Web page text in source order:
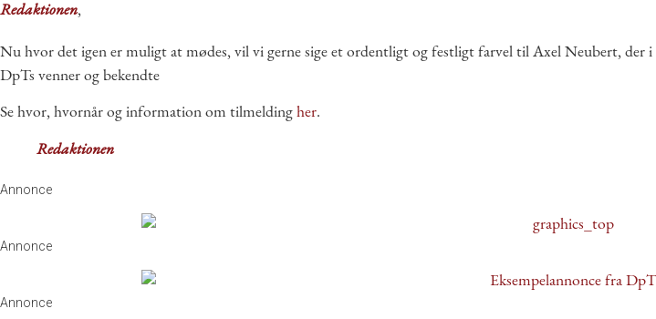
Redak­tio­nen
Nu hvor det igen er muligt at mødes, vil vi gerne sige et ordent­ligt og festligt farvel til Axel Neubert, der
DpTs venner og bekendte
Se hvor, hvornår og infor­ma­tion om til­mel­ding her.
Redak­tio­nen
Annonce
Annonce
Annonce